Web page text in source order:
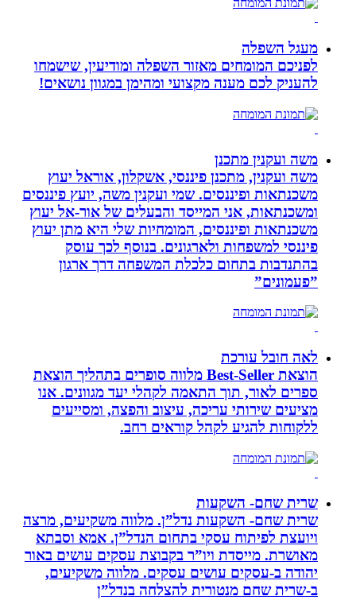
מעגל השפלה
לפניכם המומחים מאזור השפלה ומודיעין, שישמחו
להעניק לכם מענה מקצועי ומהימן במגוון נושאים!
משה ועקנין מתכנן
משה ועקנין, מתכנן פיננסי, אשקלון, אוראל יעוץ
משכנתאות ופיננסים. שמי ועקנין משה, יועץ פיננסים
ומשכנתאות, אני המייסד והבעלים של אור-אל יעוץ
משכנתאות ופיננסים, המומחיות שלי היא מתן יעוץ
פיננסי למשפחות ולארגונים. בנוסף לכך עוסק
בהתנדבות בתחום כלכלת המשפחה דרך ארגון
”פעמונים”
לאה חובל עורכת
הוצאת Best-Seller מלווה סופרים בתהליך הוצאת
ספרים לאור, תוך התאמה לקהלי יעד מגוונים. אנו
מציעים שירותי עריכה, עיצוב והפצה, ומסייעים
ללקוחות להגיע לקהל קוראים רחב.
שרית שחם- השקעות
שרית שחם- השקעות נדל”ן. מלווה משקיעים, מרצה
ויועצת לפיתוח עסקי בתחום הנדל”ן. אמא וסבתא
מאושרת. ‏מייסדת ויו”ר בקבוצת עסקים עושים באור
יהודה‏ ב-‏עסקים עושים עסקים‏. ‏מלווה משקיעים,
ב-‏שרית שחם מנטורית להצלחה בנדל”ן‏